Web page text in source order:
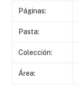
Páginas:
Pasta:
Colección:
Área: